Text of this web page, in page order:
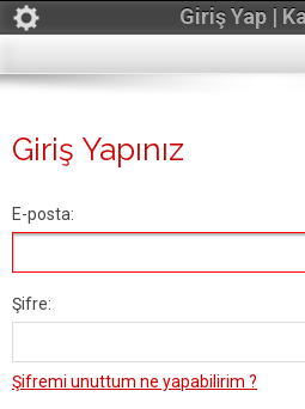
Giriş Yap |
Giriş Yapınız
E-posta:
Şifre:
Şifremi unuttum ne yapabilirim ?